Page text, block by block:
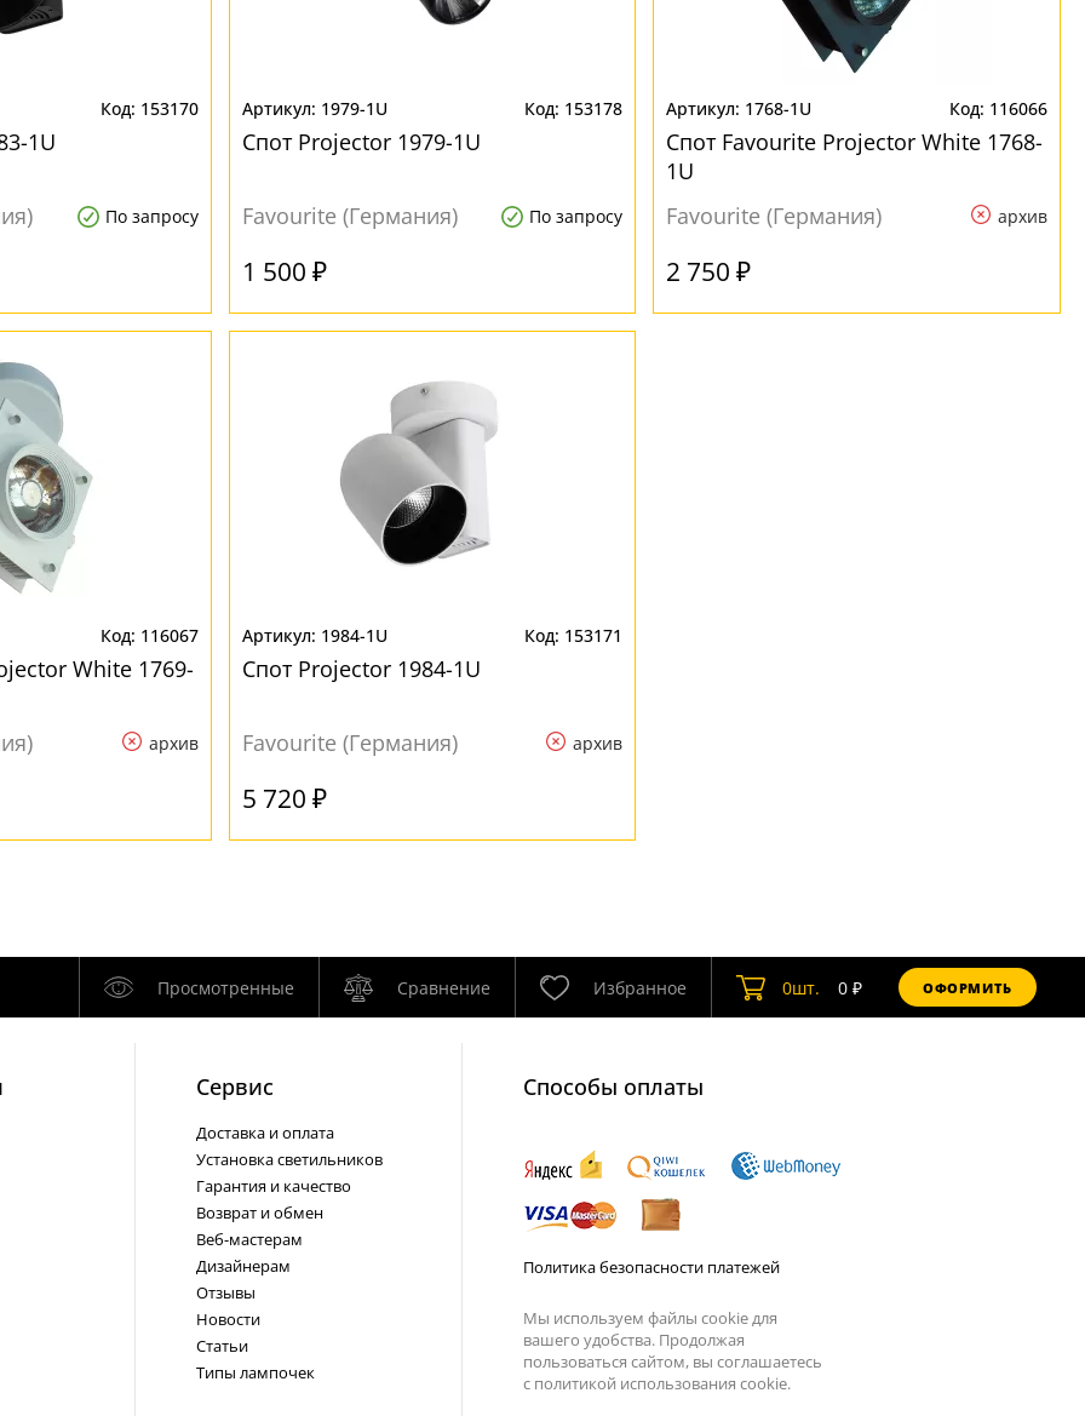
153170
1U
По запросу
1979-1U 153178
Спот Projector 1979-1U
Favourite (Германия) По запросу
1 500 ₽
1768-1U 116066
Спот Favourite Projector White 1768-
1U
Favourite (Германия)
архив
2 750 ₽
116067
White 1769-
архив
1984-1U 153171
Спот Projector 1984-1U
Favourite (Германия) архив
5 720 ₽
Просмотренные Сравнение Избранное 0шт. 0₽ ОФОРМИТЬ
Cервис
Доставка и оплата
Установка светильников
Гарантия и качество
Возврат и обмен
Веб-мастерам
Дизайнерам
Отзывы
Новости
Статьи
Типы лампочек
Способы оплаты
Политика безопасности платежей
Мы используем файлы cookie для
вашего удобства. Продолжая
пользоваться сайтом, вы соглашаетесь
с политикой использования cookie.